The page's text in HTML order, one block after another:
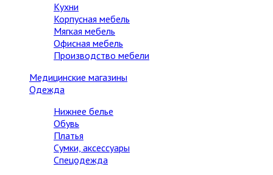
Кухни
Корпусная мебель
Мягкая мебель
Офисная мебель
Производство мебели
Медицинские магазины
Одежда
Нижнее белье
Обувь
Платья
Сумки, аксессуары
Спецодежда